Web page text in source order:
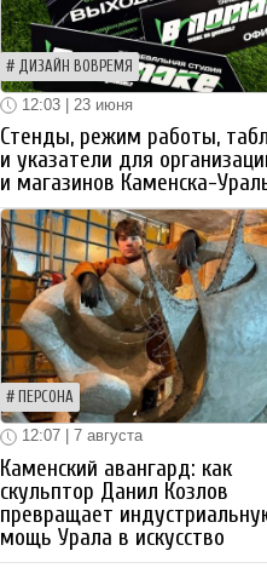
ДИЗАЙН ВОВРЕМЯ
12:03 | 23 июня
Стенды, режим работы,
и указатели для
и магазинов Каменска-
ПЕРСОНА
12:07 | 7 августа
Каменский авангард: как
скульптор Данил Козлов
превращает
мощь Урала в искусство